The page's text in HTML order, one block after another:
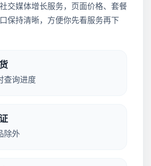
交媒体增长服务，页面价格、套餐
保持清晰，方便你先看服务再下
查询进度
除外